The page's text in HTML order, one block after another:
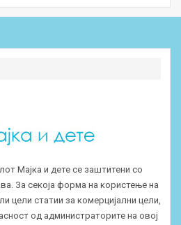
Мајка и дете се заштитени со
За секоја форма на користење на
цели статии за комерцијални цели,
од администраторите на овој